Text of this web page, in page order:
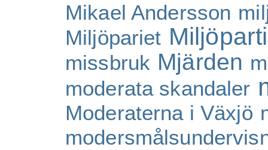
Mikael Andersson
Miljöpariet
missbruk Mjärden
moderata skandaler
Moderaterna i Växjö